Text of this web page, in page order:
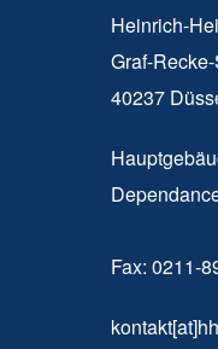
Heinrich-
Graf-
40237
Fax: 0211-